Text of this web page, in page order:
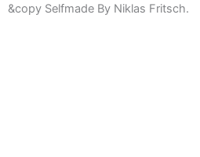
&copy Selfmade By Niklas Fritsch.